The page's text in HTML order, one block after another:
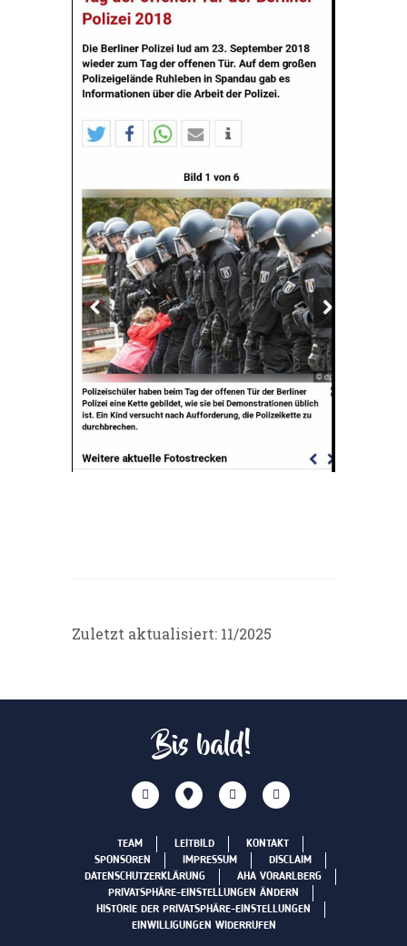
Zuletzt aktualisiert: 11/2025
Bis bald!
TEAM LEITBILD
KONTAKT
SPONSOREN
IMPRESSUM
DISCLAIM
DATENSCHUTZERKLÄRUNG
AHA VORARLBERG
PRIVATSPHÄRE-EINSTELLUNGEN ÄNDERN
HISTORIE DER PRIVATSPHÄRE-EINSTELLUNGEN
EINWILLIGUNGEN WIDERRUFEN